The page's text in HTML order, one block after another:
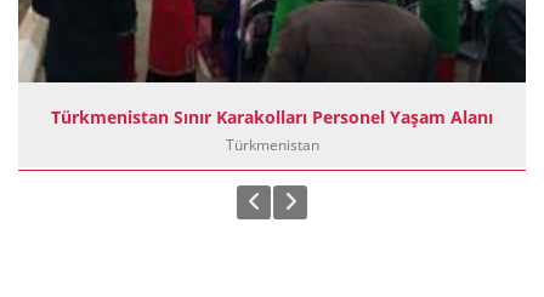
Türkmenistan Sınır Karakolları Personel Yaşam Alanı
Türkmenistan